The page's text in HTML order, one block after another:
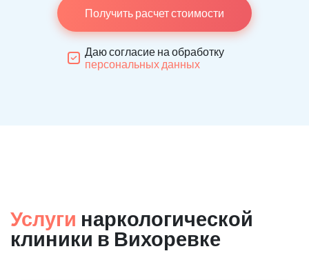
Получить расчет стоимости
Даю согласие на обработку
персональных данных
Услуги наркологической
клиники в Вихоревке